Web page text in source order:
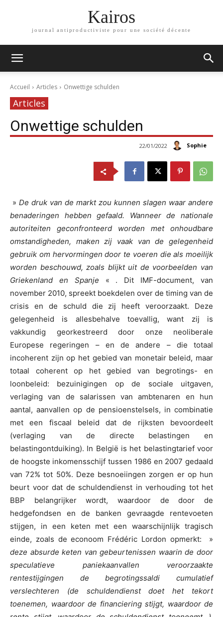
Kairos
journal antiproductiviste pour une société décente
Accueil Articles Onwettige schulden
Articles
Onwettige schulden
Sophie
22/01/2022
» De druk van de markt zou kunnen slagen waar andere
benaderingen hebben gefaald. Wanneer de nationale
autoriteiten geconfronteerd worden met onhoudbare
omstandigheden, maken zij vaak van de gelegenheid
gebruik om hervormingen door te voeren die als moeilijk
worden beschouwd, zoals blijkt uit de voorbeelden van
Griekenland en Spanje « . Dit IMF-document, van
november 2010, spreekt boekdelen over de timing van de
crisis en de schuld die zij heeft veroorzaakt. Deze
gelegenheid is allesbehalve toevallig, want zij is
vakkundig georkestreerd door onze neoliberale
Europese regeringen – en de andere – die totaal
incoherent zijn op het gebied van monetair beleid, maar
totaal coherent op het gebied van begrotings- en
loonbeleid: bezuinigingen op de sociale uitgaven,
verlaging van de salarissen van ambtenaren en hun
aantal, aanvallen op de pensioenstelsels, in combinatie
met een fiscaal beleid dat de rijksten bevoordeelt
(verlaging van de directe belastingen en
belastingontduiking). In België is het belastingtarief voor
de hoogste inkomensschijf tussen 1986 en 2007 gedaald
van 72% tot 50%. Deze besnoeiingen zorgen er op hun
beurt voor dat de schuldendienst in verhouding tot het
BBP belangrijker wordt, waardoor de door de
hedgefondsen en de banken gevraagde rentevoeten
stijgen, in een keten met een waarschijnlijk tragisch
einde, zoals de econoom Frédéric Lordon opmerkt: »
deze absurde keten van gebeurtenissen waarin de door
speculatieve paniekaanvallen veroorzaakte
rentestijgingen de begrotingssaldi cumulatief
verslechteren (de schuldendienst doet het tekort
toenemen, waardoor de financiering stijgt, waardoor de